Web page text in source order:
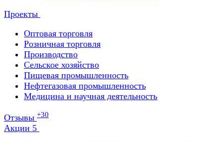
Проекты
Оптовая торговля
Розничная торговля
Производство
Сельское хозяйство
Пищевая промышленность
Нефтегазовая промышленность
Медицина и научная деятельность
Отзывы +30
Акции 5